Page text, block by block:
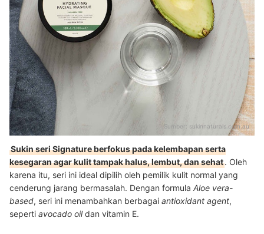
Sumber: sukinnaturals.com.au
Sukin seri Signature berfokus pada kelembapan serta
kesegaran agar kulit tampak halus, lembut, dan sehat. Oleh
karena itu, seri ini ideal dipilih oleh pemilik kulit normal yang
cenderung jarang bermasalah. Dengan formula Aloe vera-
based, seri ini menambahkan berbagai antioxidant agent,
seperti avocado oildan vitamin E.